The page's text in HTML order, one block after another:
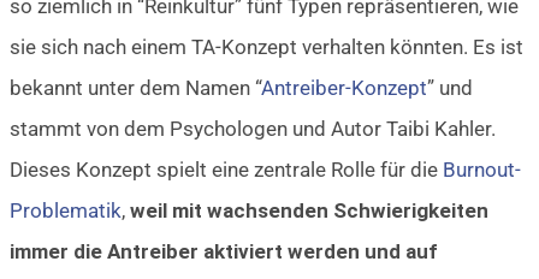
so ziemlich in “Reinkultur” fünf Typen repräsentieren, wie
sie sich nach einem TA-Konzept verhalten könnten. Es ist
bekannt unter dem Namen “Antreiber-Konzept” und
stammt von dem Psychologen und Autor Taibi Kahler.
Dieses Konzept spielt eine zentrale Rolle für die Burnout-
Problematik, weil mit wachsenden Schwierigkeiten
immer die Antreiber aktiviert werden und auf